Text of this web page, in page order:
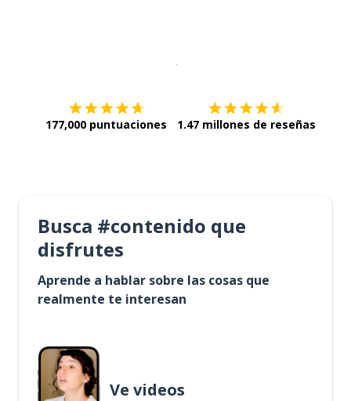
177,000 puntuaciones 1.47 millones de reseñas
Busca #contenido que
disfrutes
Aprende a hablar sobre las cosas que
realmente te interesan
Ve videos